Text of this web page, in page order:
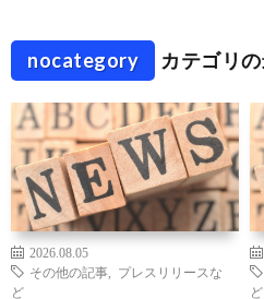
nocategory カテゴリ
2026.08.05
その他の記事
プレスリリースな
ど
ど